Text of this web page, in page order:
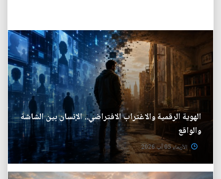
الهوية الرقمية والاغتراب الافتراضي.. الإنسان بين الشاشة
والواقع
الأربعاء 05 آب 2026